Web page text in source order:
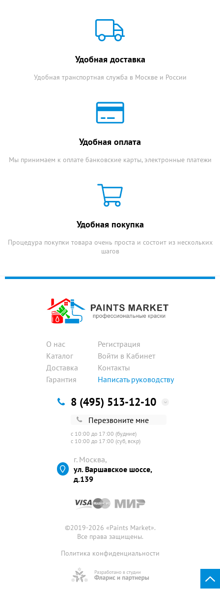
Удобная доставка
Удобная транспортная служба в Москве и России
Удобная оплата
Мы принимаем к оплате банковские карты, электронные платежи
Удобная покупка
Процедура покупки товара очень проста и состоит из нескольких
шагов
О нас
Каталог
Доставка
Гарантия
Регистрация
Войти в Кабинет
Контакты
Написать руководству
8 (495) 513-12-10
Перезвоните мне
с 10:00 до 17:00 (будние)
с 10:00 до 17:00 (суб, вскр)
г. Москва,
ул. Варшавское шоссе,
д.139
©2019-2026 «Paints Market».
Все права защищены.
Политика конфиденциальности